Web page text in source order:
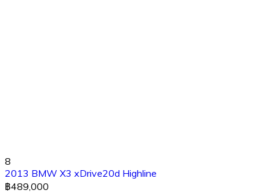
8
2013 BMW X3 xDrive20d Highline
฿489,000